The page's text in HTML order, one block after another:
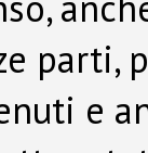
parti,
e